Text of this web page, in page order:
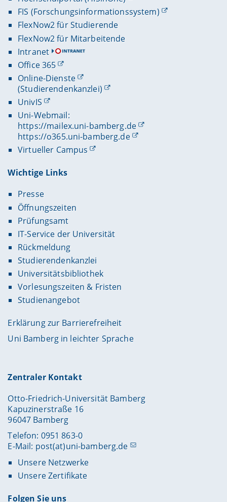
FIS (Forschungsinformationssystem)
FlexNow2 für Studierende
FlexNow2 für Mitarbeitende
Intranet
Office 365
Online-Dienste
(Studierendenkanzlei)
UnivIS
Uni-Webmail:
https://mailex.uni-bamberg.de
https://o365.uni-bamberg.de
Virtueller Campus
Wichtige Links
Presse
Öffnungszeiten
Prüfungsamt
IT-Service der Universität
Rückmeldung
Studierendenkanzlei
Universitätsbibliothek
Vorlesungszeiten & Fristen
Studienangebot
Erklärung zur Barrierefreiheit
Uni Bamberg in leichter Sprache
Zentraler Kontakt
Otto-Friedrich-Universität Bamberg
Kapuzinerstraße 16
96047 Bamberg
Telefon: 0951 863-0
E-Mail: post(at)uni-bamberg.de
Unsere Netzwerke
Unsere Zertifikate
Folgen Sie uns